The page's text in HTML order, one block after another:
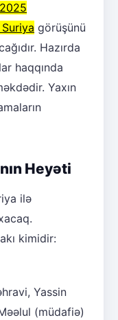
görüşünü
Hazırda
haqqında
Yaxın
Heyəti
ilə
kimidir:
Yassin
(müdafiə)